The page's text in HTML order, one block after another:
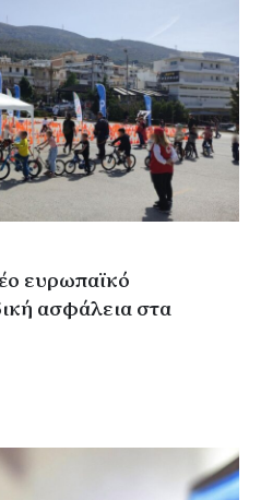
ευρωπαϊκό
ασφάλεια στα